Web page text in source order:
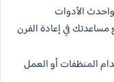
الأدوات
مساعدتك في إعادة الفرن
المنظفات أو العمل